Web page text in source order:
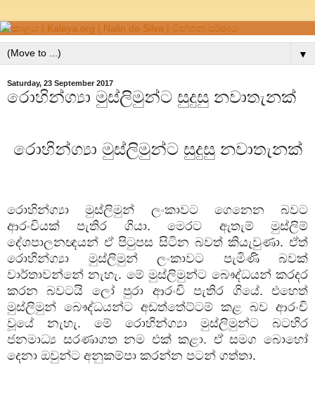
▼
Saturday, 23 September 2017
රොහින්ග්‍යා මුස්ලිමුන්ට සුදුසු නවාතැනක්
රොහින්ග්‍යා මුස්ලිමුන්ට සුදුසු නවාතැනක්
රොහින්ග්‍යා මුස්ලිමුන් ලංකාවට ගෙනෙන බවට
ආරංචියක් පැතිර ගියා. මෙරට ඇතැම් මුස්ලිම්
දේශපාලනඥයන් ඒ පිටුපස සිටින බවත් කියැවුණා. ඒත්
රොහින්ග්‍යා මුස්ලිමුන් ලංකාවට පැමිණි බවක්
වාර්තාවන්නේ නැහැ. මේ මුස්ලිමුන්ට බෞද්ධයන් කරදර
කරන බවටයි ලෝ පුරා ආරංචි පැතිර ගියේ. එහෙත්
මුස්ලිමුන් බෞද්ධයන්ට අඩත්තේට්ටම් කළ බව ආරංචි
වූයේ නැහැ. මේ රොහින්ග්‍යා මුස්ලිමුන්ට බටහිර
ජනමාධ්‍ය සරණාගත නම එක් කළා. ඒ සමග බොහෝ
දෙනා ඔවුන්ට අනුකම්පා කරන්න පටන් ගත්තා.